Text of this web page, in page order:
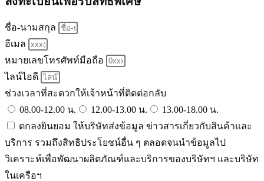
ชื่อ-นามสกุล
อีเมล
หมายเลขโทรศัพท์มือถือ
ไลน์ไอดี
ช่วงเวลาที่สะดวกให้เจ้าหน้าที่ติดต่อกลับ
08.00-12.00 น.
12.00-13.00 น.
13.00-18.00 น.
ตกลงยินยอม ให้บริษัทส่งข้อมูล ข่าวสารเกี่ยวกับสินค้าและ
บริการ รวมถึงสิทธิประโยชน์อื่น ๆ ตลอดจนนำข้อมูลไป
วิเคราะห์เพื่อพัฒนาผลิตภัณฑ์และบริการของบริษัทฯ และบริษัท
ในเครือฯ